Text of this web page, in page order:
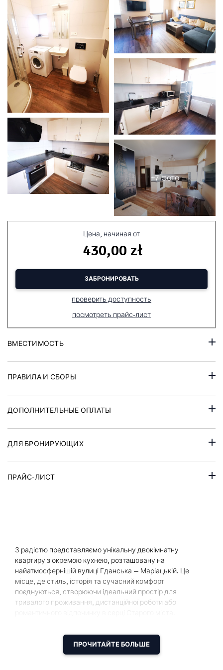
+7 фото
Цена, начиная от
430,00 zł
ЗАБРОНИРОВАТЬ
проверить доступность
посмотреть прайс-лист
ВМЕСТИМОСТЬ
ПРАВИЛА И СБОРЫ
ДОПОЛНИТЕЛЬНЫЕ ОПЛАТЫ
ДЛЯ БРОНИРУЮЩИХ
ПРАЙС-ЛИСТ
З радістю представляємо унікальну двокімнатну
квартиру з окремою кухнею, розташовану на
найатмосфернішій вулиці Гданська — Маріацькій. Це
місце, де стиль, історія та сучасний комфорт
поєднуються, створюючи ідеальний простір для
тривалого проживання, дистанційної роботи або
Площа — близько 45 м². Вона складається з двох окремих
кімнат, повністю обладнаної кухні та сучасної ванної
ПРОЧИТАЙТЕ БОЛЬШЕ